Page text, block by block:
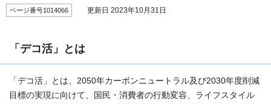
ページ番号1014066 更新日 2023年10月31日
「デコ活」とは
「デコ活」とは、2050年カーボンニュートラル及び2030年度削減
目標の実現に向けて、国民・消費者の行動変容、ライフスタイル